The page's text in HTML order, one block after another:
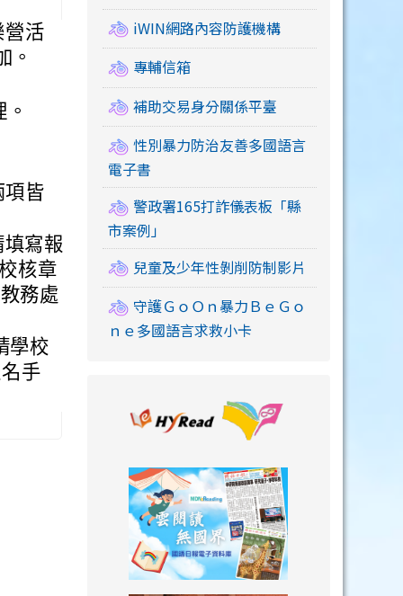
營活
。
項皆
寫報
核章
務處
學校
手
iWIN網路內容防護機構
專輔信箱
補助交易身分關係平臺
性別暴力防治友善多國語言
電子書
警政署165打詐儀表板「縣
市案例」
兒童及少年性剝削防制影片
守護ＧｏＯｎ暴力ＢｅＧｏ
ｎｅ多國語言求救小卡